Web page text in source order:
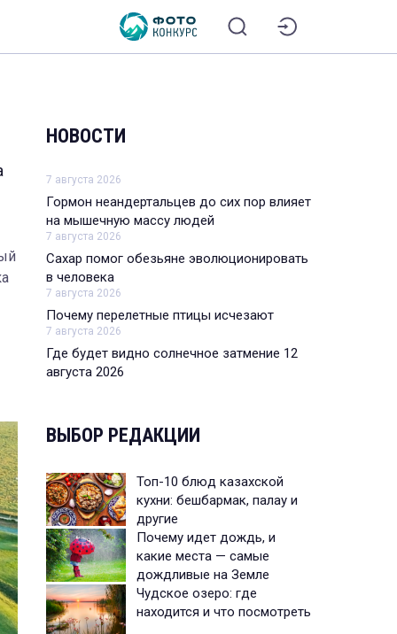
НОВОСТИ
7 августа 2026
Гормон неандертальцев до сих пор влияет
на мышечную массу людей
7 августа 2026
Сахар помог обезьяне эволюционировать
в человека
7 августа 2026
Почему перелетные птицы исчезают
7 августа 2026
Где будет видно солнечное затмение 12
августа 2026
ВЫБОР РЕДАКЦИИ
Топ-10 блюд казахской
кухни: бешбармак, палау и
другие
Почему идет дождь, и
какие места — самые
дождливые на Земле
Чудское озеро: где
находится и что посмотреть